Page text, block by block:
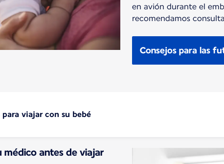
en avión durante el
recomendamos
Consejos para las
viajar con su bebé
antes de viajar